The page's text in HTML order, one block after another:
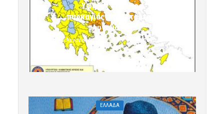
Υψηλός κίνδυνος
πυρκαγιάς την Τετάρτη 5
Αυγούστου
5 Αυγούστου 2026 09:32 komotini24
ΕΛΛΑΔΑ